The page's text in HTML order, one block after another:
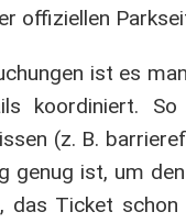
offiziellen
ist es
koordiniert.
(z. B.
genug ist, um
das Ticket